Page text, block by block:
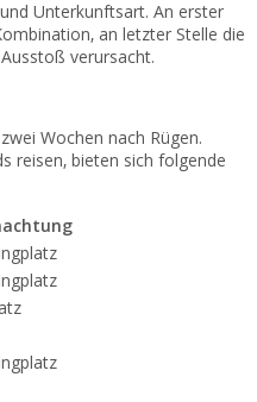
Unterkunftsart. An erster
an letzter Stelle die
verursacht.
Wochen nach Rügen.
reisen, bieten sich folgende